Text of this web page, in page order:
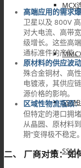
MCX
高端应用的需求
卫星以及 800V
对大电流、高带
级增长。这些高
通标准件的产能。
原材料的供应波动
殊合金铜材、高
电镀液，其供应
源价格的影响。
区域性物流瓶颈：
但特定的港口拥
从晶圆、原材料
期”变得极不稳定。
二、 厂商对策：如